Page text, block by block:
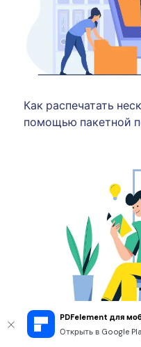
PDFelement для
Открыть в Google
Как распечатать
помощью пакетной